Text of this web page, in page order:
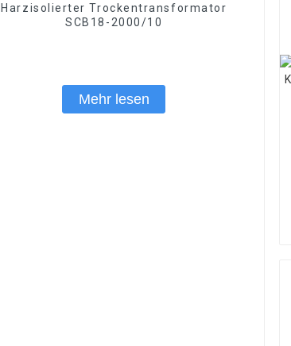
Harzisolierter Trockentransformator
SCB18-2000/10
Mehr lesen